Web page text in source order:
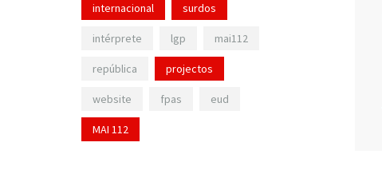
internacional surdos
intérprete lgp mai112
república projectos
website fpas eud
MAI 112